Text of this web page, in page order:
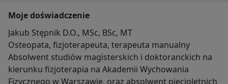
Moje doświadczenie
Jakub Stępnik D.O., MSc, BSc, MT
Osteopata, fizjoterapeuta, terapeuta manualny
Absolwent studiów magisterskich i doktoranckich na
kierunku fizjoterapia na Akademii Wychowania
Fizycznego w Warszawie, oraz absolwent pięcioletnich